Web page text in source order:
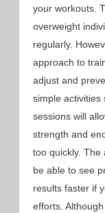
your workouts.
overweight
regularly.
approach to
adjust and
simple activities
sessions will
strength and
too quickly. The
be able to see
results faster if
efforts.